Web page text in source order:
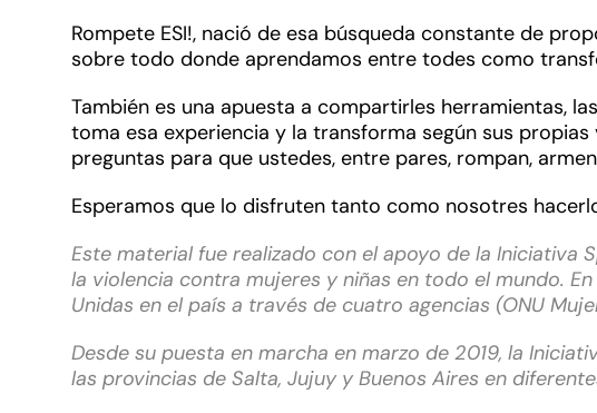
Rompete ESI!, nació de esa búsqueda constante de
sobre todo donde aprendamos entre todes como
También es una apuesta a compartirles herramientas,
toma esa experiencia y la transforma según sus
preguntas para que ustedes, entre pares, rompan,
Esperamos que lo disfruten tanto como nosotres
Este material fue realizado con el apoyo de la Iniciativa
la violencia contra mujeres y niñas en todo el mundo.
Unidas en el país a través de cuatro agencias (ONU
Desde su puesta en marcha en marzo de 2019, la
las provincias de Salta, Jujuy y Buenos Aires en